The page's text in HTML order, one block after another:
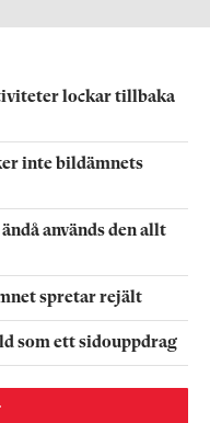
lockar tillbaka
inte bildämnets
används den allt
spretar rejält
som ett sidouppdrag